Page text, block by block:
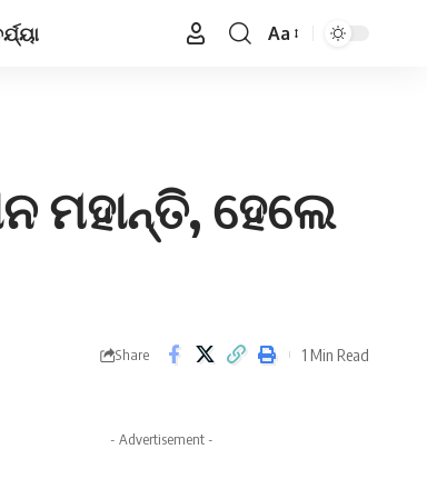
Font
Aa
ମହାନ୍ତି, ହେଲେ
Share 1 Min Read
- Advertisement -